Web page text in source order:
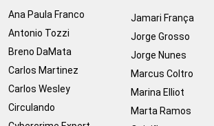
Ana Paula Franco
Antonio Tozzi
Breno DaMata
Carlos Martinez
Carlos Wesley
Circulando
Jamari França
Jorge Grosso
Jorge Nunes
Marcus Coltro
Marina Elliot
Marta Ramos